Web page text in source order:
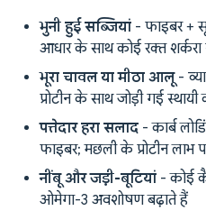
भुनी हुई सब्जियां - फाइबर +
आधार के साथ कोई रक्त शर्करा
भूरा चावल या मीठा आलू-
प्रोटीन के साथ जोड़ी गई स्थायी
पत्तेदार हरा सलाद - कार्ब
फाइबर; मछली के प्रोटीन लाभ
नींबू और जड़ी-बूटियां - कोई
ओमेगा-3 अवशोषण बढ़ाते हैं